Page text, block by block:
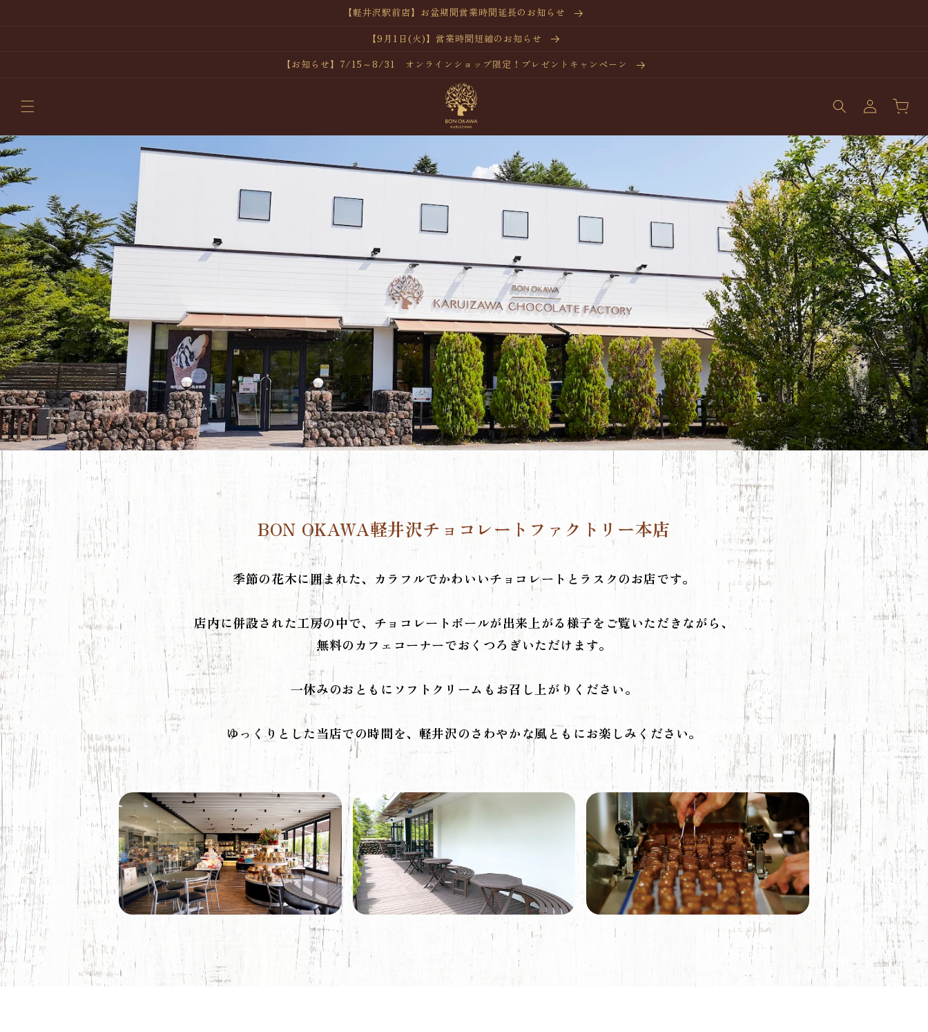
【軽井沢駅前店】お盆期間営業時間延長のお知らせ
【9月1日(火)】営業時間短縮のお知らせ
【お知らせ】7/15～8/31 オンラインショップ限定！プレゼントキャンペーン
ン・
登録
ー
BON OKAWA軽井沢チョコレートファクトリー本店
季節の花木に囲まれた、カラフルでかわいいチョコレートとラスクのお店です。
店内に併設された工房の中で、 チョコレートボールが出来上がる様子をご覧いただきながら、
無料のカフェコーナーでおくつろぎいただけます。
一休みのおともにソフトクリームも お召し上がりください。
ゆっくりとした当店での時間を、 軽井沢のさわやかな風ともにお楽しみください。